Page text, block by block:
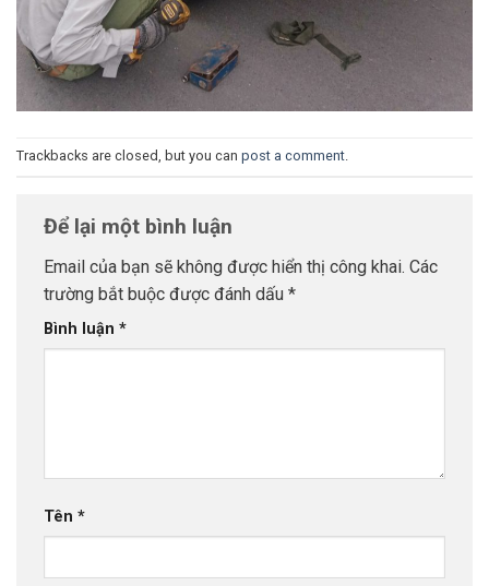
Trackbacks are closed, but you can post a comment
Để lại một bình luận
Email của bạn sẽ không được hiển thị công khai. Các
trường bắt buộc được đánh dấu *
Bình luận *
Tên *